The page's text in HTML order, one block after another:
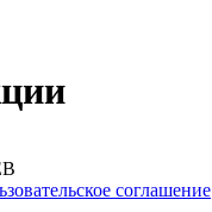
соглашение